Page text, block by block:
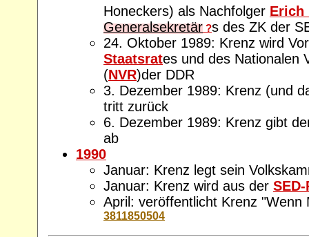
Honeckers) als Nachfolger Erich
Generalsekretär ?s des ZK der
24. Oktober 1989: Krenz wird
Staatsrates und des Nationalen
(NVR)der DDR
3. Dezember 1989: Krenz (und
tritt zurück
6. Dezember 1989: Krenz gibt
ab
1990
Januar: Krenz legt sein
Januar: Krenz wird aus der SED-
April: veröffentlicht Krenz
3811850504